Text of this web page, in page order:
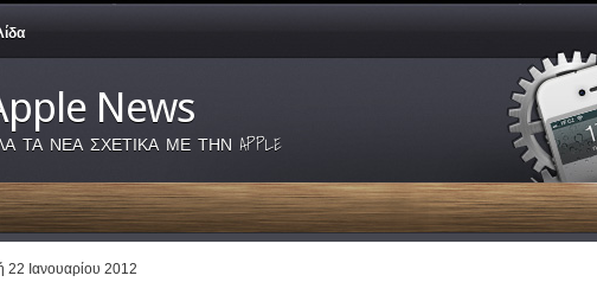
News
ΤΑ ΝΕΑ ΣΧΕΤΙΚΑ ΜΕ ΤΗΝ APPLE
22 Ιανουαρίου 2012